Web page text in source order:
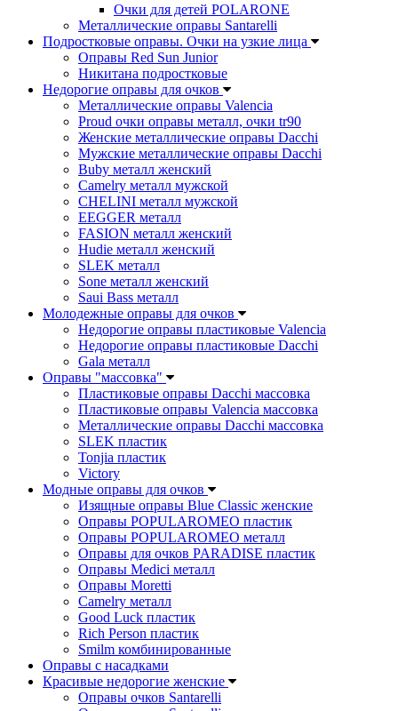
Очки для детей POLARONE
Металлические оправы Santarelli
Подростковые оправы. Очки на узкие лица
Оправы Red Sun Junior
Никитана подростковые
Недорогие оправы для очков
Металлические оправы Valencia
Proud очки оправы металл, очки tr90
Женские металлические оправы Dacchi
Мужские металлические оправы Dacchi
Buby металл женский
Camelry металл мужской
CHELINI металл мужской
EEGGER металл
FASION металл женский
Hudie металл женский
SLEK металл
Sone металл женский
Saui Bass металл
Молодежные оправы для очков
Недорогие оправы пластиковые Valencia
Недорогие оправы пластиковые Dacchi
Gala металл
Оправы "массовка"
Пластиковые оправы Dacchi массовка
Пластиковые оправы Valencia массовка
Металлические оправы Dacchi массовка
SLEK пластик
Tonjia пластик
Victory
Модные оправы для очков
Изящные оправы Blue Classic женские
Оправы POPULAROMEO пластик
Оправы POPULAROMEO металл
Оправы для очков PARADISE пластик
Оправы Medici металл
Оправы Moretti
Camelry металл
Good Luck пластик
Rich Person пластик
Smilm комбинированные
Оправы с насадками
Красивые недорогие женские
Оправы очков Santarelli